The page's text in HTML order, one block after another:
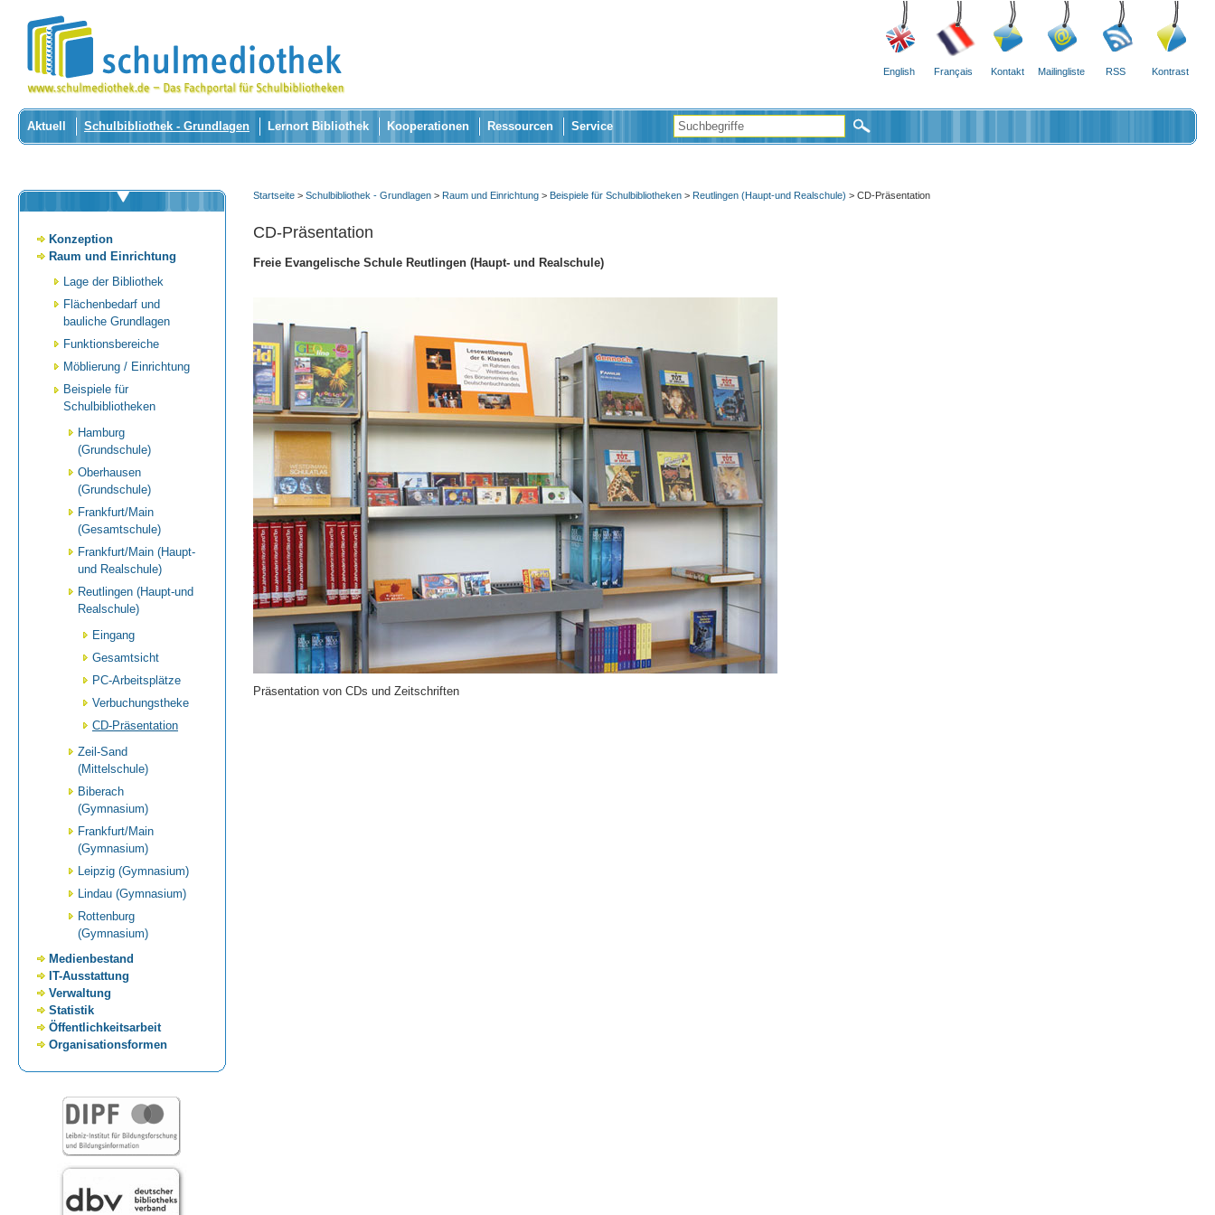
English Français Kontakt Mailingliste RSS Kontrast
Aktuell Schulbibliothek - Grundlagen Lernort Bibliothek Kooperationen Ressourcen Service
Konzeption
Raum und Einrichtung
Lage der Bibliothek
Flächenbedarf und
bauliche Grundlagen
Funktionsbereiche
Möblierung / Einrichtung
Beispiele für
Schulbibliotheken
Hamburg
(Grundschule)
Oberhausen
(Grundschule)
Frankfurt/Main
(Gesamtschule)
Frankfurt/Main (Haupt-
und Realschule)
Reutlingen (Haupt-und
Realschule)
Eingang
Gesamtsicht
PC-Arbeitsplätze
Verbuchungstheke
CD-Präsentation
Zeil-Sand
(Mittelschule)
Biberach
(Gymnasium)
Frankfurt/Main
(Gymnasium)
Leipzig (Gymnasium)
Lindau (Gymnasium)
Rottenburg
(Gymnasium)
Medienbestand
IT-Ausstattung
Verwaltung
Statistik
Öffentlichkeitsarbeit
Organisationsformen
Startseite > Schulbibliothek - Grundlagen > Raum und Einrichtung > Beispiele für Schulbibliotheken > Reutlingen (Haupt-und Realschule) > CD-Präsentation
CD-Präsentation
Freie Evangelische Schule Reutlingen (Haupt- und Realschule)
Präsentation von CDs und Zeitschriften